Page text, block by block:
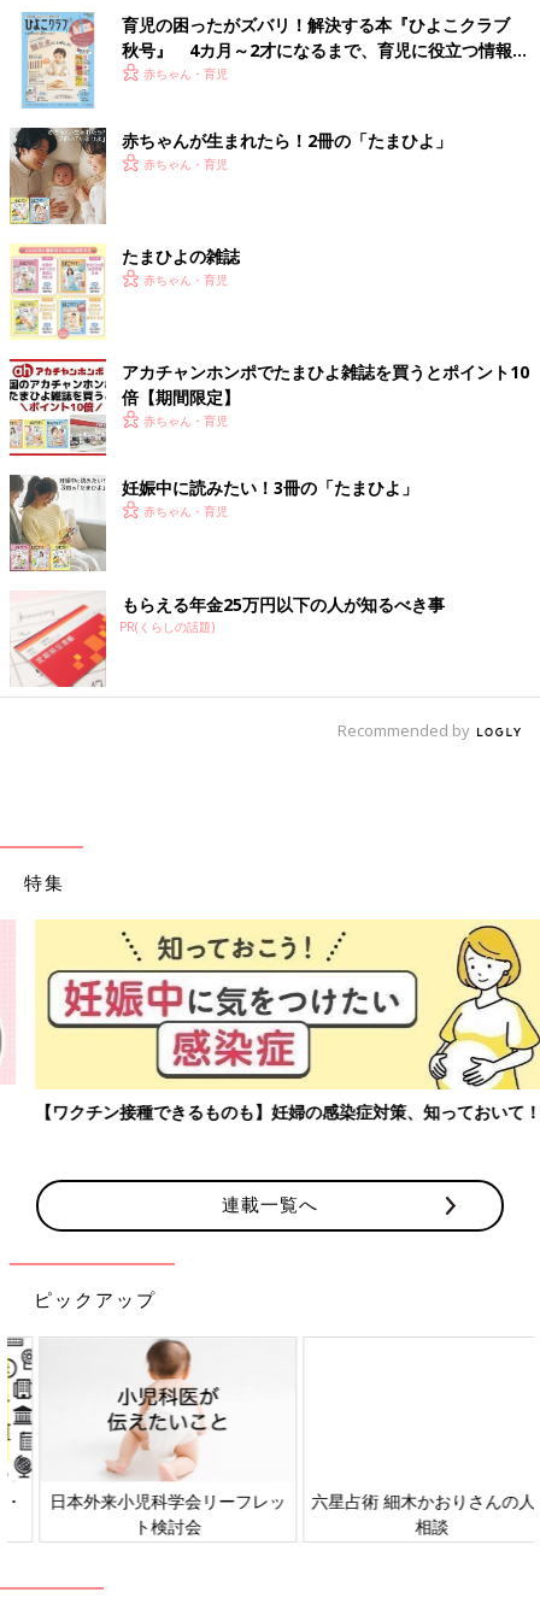
育児の困ったがズバリ！解決する本『ひよこクラブ
秋号』 4カ月～2才になるまで、育児に役立つ情報が
いっぱい！
赤ちゃん・育児
赤ちゃんが生まれたら！2冊の「たまひよ」
赤ちゃん・育児
たまひよの雑誌
赤ちゃん・育児
アカチャンホンポでたまひよ雑誌を買うとポイント10
倍【期間限定】
赤ちゃん・育児
妊娠中に読みたい！3冊の「たまひよ」
赤ちゃん・育児
もらえる年金25万円以下の人が知るべき事
PR(くらしの話題)
Recommended by
特集
【ワクチン接種できるものも】妊婦の感染症対策、知っておいて！
連載一覧へ
ピックアップ
日本外来小児科学会リーフレッ
ト検討会
六星占術 細木かおりさんの人生
相談